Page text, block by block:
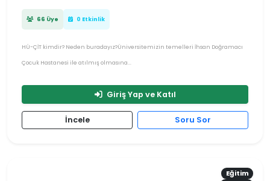
66 Üye 0 Etkinlik
HÜ-ÇİT kimdir? Neden buradayız?Üniversitemizin temelleri İhsan Doğramacı
Çocuk Hastanesi ile atılmış olmasına...
Giriş Yap ve Katıl
İncele Soru Sor
Eğitim